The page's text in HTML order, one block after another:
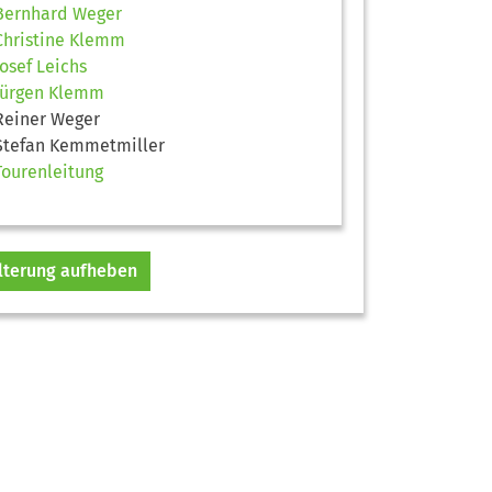
Weger
Klemm
Leichs
Klemm
Weger
Kemmetmiller
aufheben